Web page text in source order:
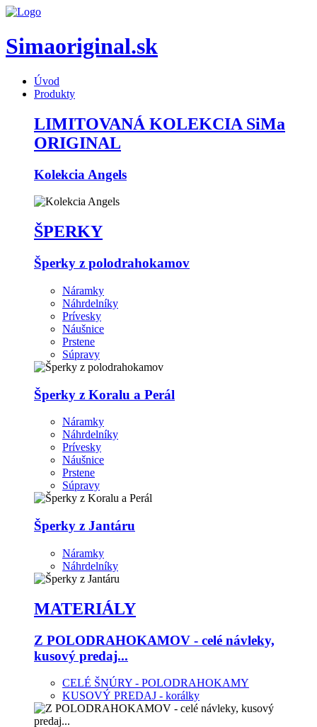
Simaoriginal.sk
Úvod
Produkty
LIMITOVANÁ KOLEKCIA SiMa
ORIGINAL
Kolekcia Angels
ŠPERKY
Šperky z polodrahokamov
Náramky
Náhrdelníky
Prívesky
Náušnice
Prstene
Súpravy
Šperky z Koralu a Perál
Náramky
Náhrdelníky
Prívesky
Náušnice
Prstene
Súpravy
Šperky z Jantáru
Náramky
Náhrdelníky
MATERIÁLY
Z POLODRAHOKAMOV - celé návleky,
kusový predaj...
CELÉ ŠNÚRY - POLODRAHOKAMY
KUSOVÝ PREDAJ - korálky